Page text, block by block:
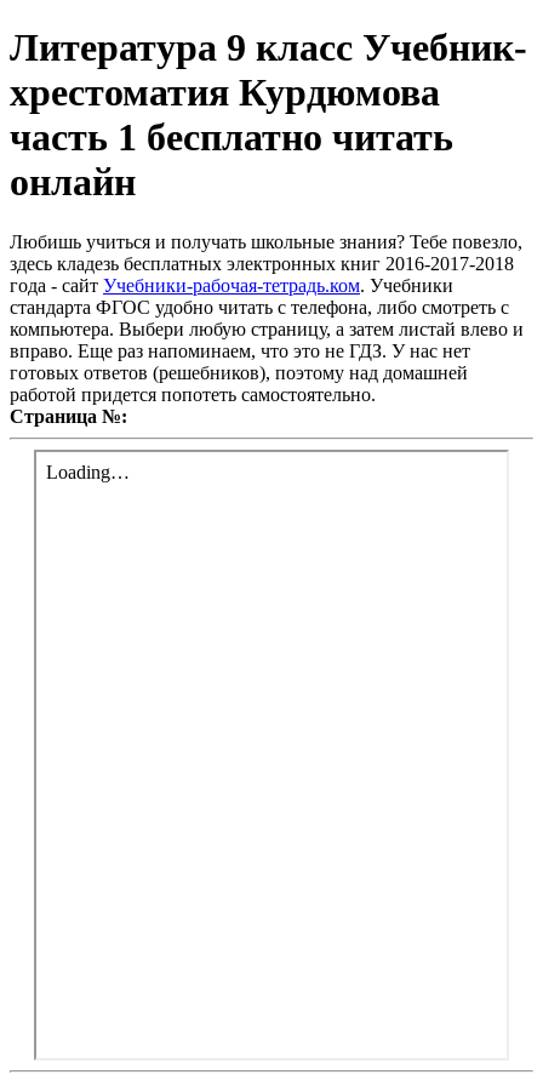
Литература 9 класс Учебник-
хрестоматия Курдюмова
часть 1 бесплатно читать
онлайн
Любишь учиться и получать школьные знания? Тебе повезло,
здесь кладезь бесплатных электронных книг 2016-2017-2018
года - сайт Учебники-рабочая-тетрадь.ком. Учебники
стандарта ФГОС удобно читать с телефона, либо смотреть с
компьютера. Выбери любую страницу, а затем листай влево и
вправо. Еще раз напоминаем, что это не ГДЗ. У нас нет
готовых ответов (решебников), поэтому над домашней
работой придется попотеть самостоятельно.
Страница №: